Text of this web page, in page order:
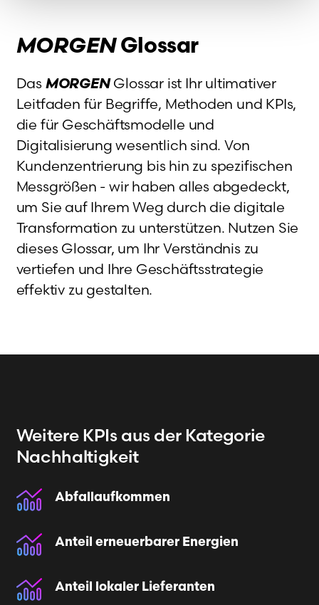
MORGENGlossar
Das MORGENGlossar ist Ihr ultimativer
Leitfaden für Begriffe, Methoden und KPIs,
die für Geschäftsmodelle und
Digitalisierung wesentlich sind. Von
Kundenzentrierung bis hin zu spezifischen
Messgrößen - wir haben alles abgedeckt,
um Sie auf Ihrem Weg durch die digitale
Transformation zu unterstützen. Nutzen Sie
dieses Glossar, um Ihr Verständnis zu
vertiefen und Ihre Geschäftsstrategie
effektiv zu gestalten.
Weitere KPIsaus der Kategorie
Nachhaltigkeit
Abfallaufkommen
Anteil erneuerbarer Energien
Anteil lokaler Lieferanten